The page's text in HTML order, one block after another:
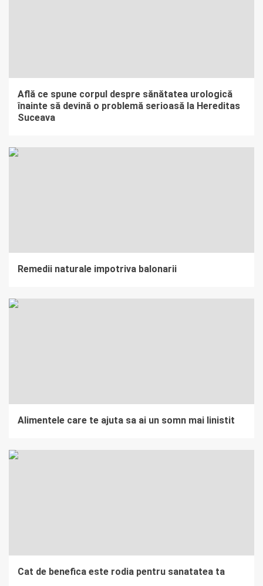
Află ce spune corpul despre sănătatea urologică
înainte să devină o problemă serioasă la Hereditas
Suceava
Remedii naturale impotriva balonarii
Alimentele care te ajuta sa ai un somn mai linistit
Cat de benefica este rodia pentru sanatatea ta